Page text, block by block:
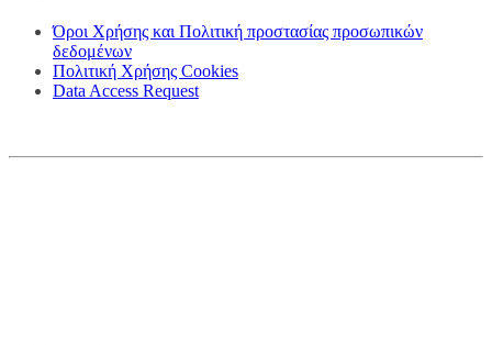
Όροι Χρήσης και Πολιτική προστασίας προσωπικών
δεδομένων
Πολιτική Χρήσης Cookies
Data Access Request